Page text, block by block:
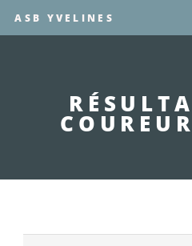
ASB YVELINES